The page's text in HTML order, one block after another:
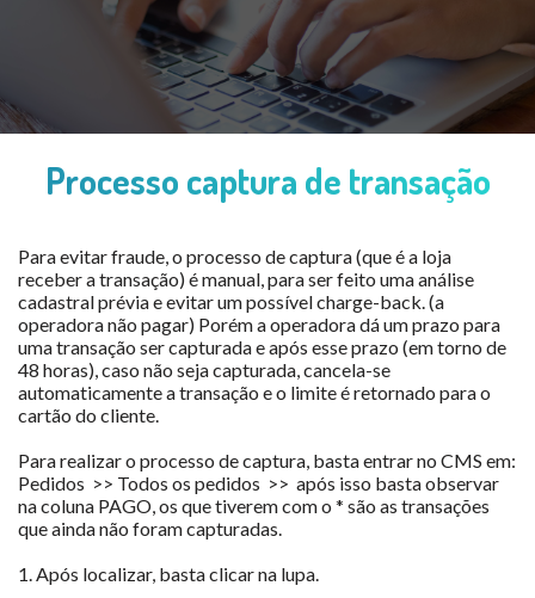
Processo captura de transação
Para evitar fraude, o processo de captura (que é a loja
receber a transação) é manual, para ser feito uma análise
cadastral prévia e evitar um possível charge-back. (a
operadora não pagar) Porém a operadora dá um prazo para
uma transação ser capturada e após esse prazo (em torno de
48 horas), caso não seja capturada, cancela-se
automaticamente a transação e o limite é retornado para o
cartão do cliente.
Para realizar o processo de captura, basta entrar no CMS em:
Pedidos >> Todos os pedidos >> após isso basta observar
na coluna PAGO, os que tiverem com o * são as transações
que ainda não foram capturadas.
1. Após localizar, basta clicar na lupa.